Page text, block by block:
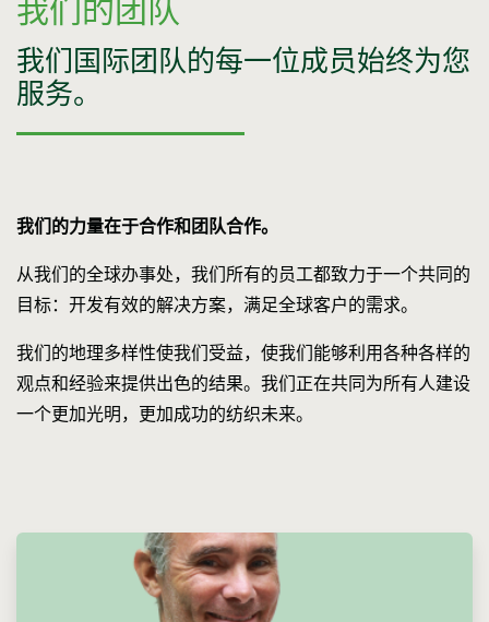
我们国际团队的每一位成员始终为您
服务。
我们的力量在于合作和团队合作。
从我们的全球办事处，我们所有的员工都致力于一个共同的
目标：开发有效的解决方案，满足全球客户的需求。
我们的地理多样性使我们受益，使我们能够利用各种各样的
观点和经验来提供出色的结果。我们正在共同为所有人建设
一个更加光明，更加成功的纺织未来。